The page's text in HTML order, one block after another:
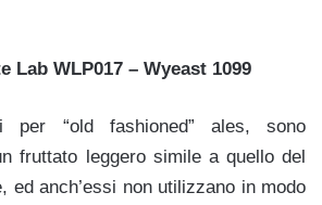
Lab WLP017 – Wyeast 1099
per “old fashioned” ales, sono
fruttato leggero simile a quello del
ed anch’essi non utilizzano in modo